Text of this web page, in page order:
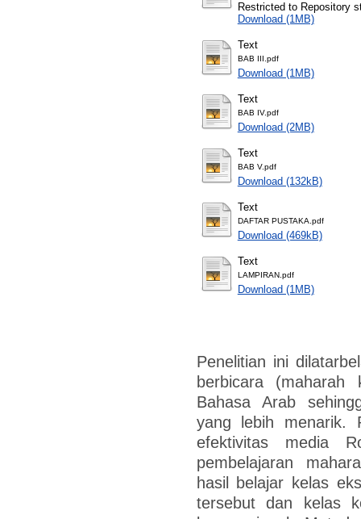
Restricted to Repository
Download (1MB)
Text
BAB III.pdf
Download (1MB)
Text
BAB IV.pdf
Download (2MB)
Text
BAB V.pdf
Download (132kB)
Text
DAFTAR PUSTAKA.pdf
Download (469kB)
Text
LAMPIRAN.pdf
Download (1MB)
Penelitian ini
berbicara (maharah
Bahasa Arab
yang lebih menarik.
efektivitas media
pembelajaran
hasil belajar kelas
tersebut dan kelas